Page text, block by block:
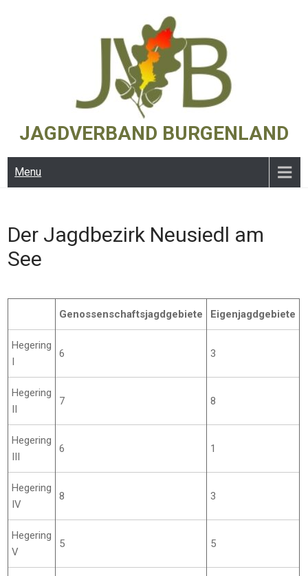
JAGDVERBAND BURGENLAND
Menu
Der Jagdbezirk Neusiedl am
See
Genossenschaftsjagdgebiete Eigenjagdgebiete
Hegering
I
6 3
Hegering
II
7 8
Hegering
III
6 1
Hegering
IV
8 3
Hegering
V
5 5